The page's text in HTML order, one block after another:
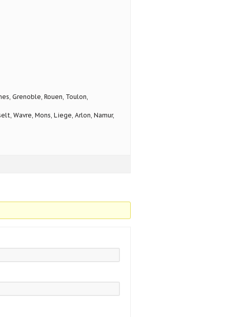
Grenoble, Rouen, Toulon,
Wavre, Mons, Liege, Arlon, Namur,